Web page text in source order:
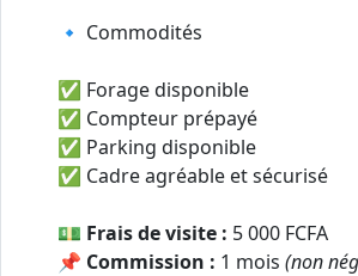
🔹 Commodités
✅ Forage disponible
✅ Compteur prépayé
✅ Parking disponible
✅ Cadre agréable et sécurisé
💵 Frais de visite : 5 000 FCFA
📌 Commission : 1 mois (non